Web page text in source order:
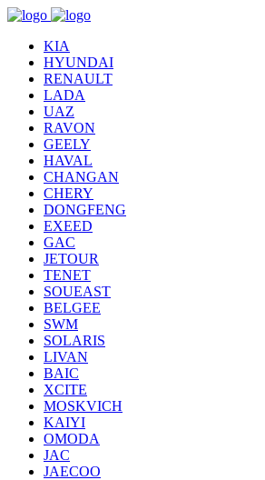
KIA
HYUNDAI
RENAULT
LADA
UAZ
RAVON
GEELY
HAVAL
CHANGAN
CHERY
DONGFENG
EXEED
GAC
JETOUR
TENET
SOUEAST
BELGEE
SWM
SOLARIS
LIVAN
BAIC
XCITE
MOSKVICH
KAIYI
OMODA
JAC
JAECOO